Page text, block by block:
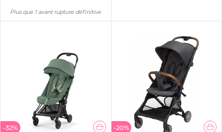
Plus que 1 avant rupture définitive
-32% -20%